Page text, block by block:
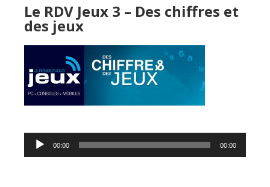
Le RDV Jeux 3 – Des chiffres et
des jeux
Lecteur
audio
00:00 00:00